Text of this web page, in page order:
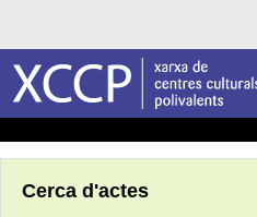
Cerca d'actes